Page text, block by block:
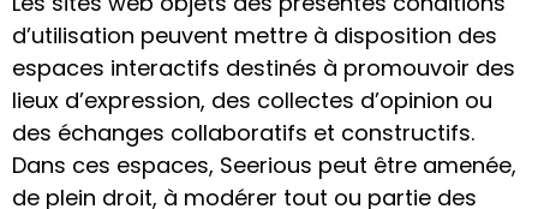
d’utilisation peuvent mettre à disposition des
espaces interactifs destinés à promouvoir des
lieux d’expression, des collectes d’opinion ou
des échanges collaboratifs et constructifs.
Dans ces espaces, Seerious peut être amenée,
de plein droit, à modérer tout ou partie des